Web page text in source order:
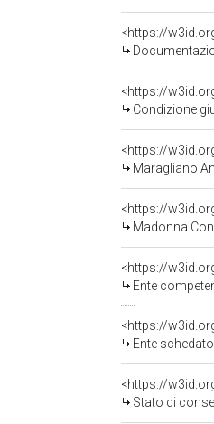
Condizione
<https://
Maragliano
<https://
Madonna
<https://
Ente competente per
<https://
Ente schedatore
<https://
Stato di